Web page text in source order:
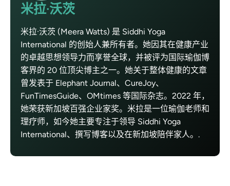
米拉·沃茨
米拉·沃茨 (Meera Watts) 是 Siddhi Yoga
International 的创始人兼所有者。她因其在健康产业
的卓越思想领导力而享誉全球，并被评为国际瑜伽博
客界的 20 位顶尖博主之一。她关于整体健康的文章
曾发表于 Elephant Journal、CureJoy、
FunTimesGuide、OMtimes 等国际杂志。2022 年，
她荣获新加坡百强企业家奖。米拉是一位瑜伽老师和
理疗师，如今她主要专注于领导 Siddhi Yoga
International、撰写博客以及在新加坡陪伴家人。.